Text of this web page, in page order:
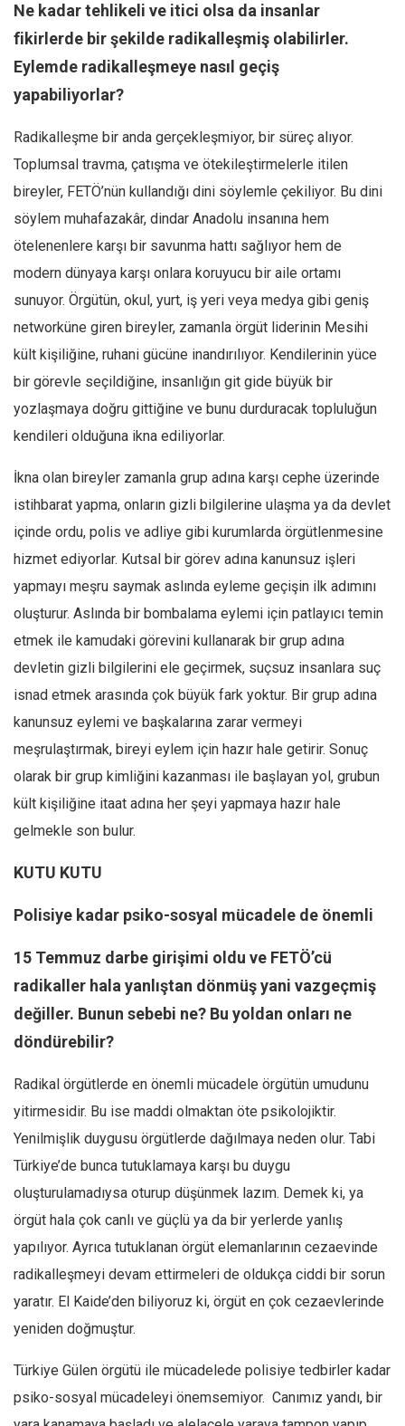
Ne kadar tehlikeli ve itici olsa da insanlar
fikirlerde bir şekilde radikalleşmiş olabilirler.
Eylemde radikalleşmeye nasıl geçiş
yapabiliyorlar?
Radikalleşme bir anda gerçekleşmiyor, bir süreç alıyor.
Toplumsal travma, çatışma ve ötekileştirmelerle itilen
bireyler, FETÖ’nün kullandığı dini söylemle çekiliyor. Bu dini
söylem muhafazakâr, dindar Anadolu insanına hem
ötelenenlere karşı bir savunma hattı sağlıyor hem de
modern dünyaya karşı onlara koruyucu bir aile ortamı
sunuyor. Örgütün, okul, yurt, iş yeri veya medya gibi geniş
networküne giren bireyler, zamanla örgüt liderinin Mesihi
kült kişiliğine, ruhani gücüne inandırılıyor. Kendilerinin yüce
bir görevle seçildiğine, insanlığın git gide büyük bir
yozlaşmaya doğru gittiğine ve bunu durduracak topluluğun
kendileri olduğuna ikna ediliyorlar.
İkna olan bireyler zamanla grup adına karşı cephe üzerinde
istihbarat yapma, onların gizli bilgilerine ulaşma ya da devlet
içinde ordu, polis ve adliye gibi kurumlarda örgütlenmesine
hizmet ediyorlar. Kutsal bir görev adına kanunsuz işleri
yapmayı meşru saymak aslında eyleme geçişin ilk adımını
oluşturur. Aslında bir bombalama eylemi için patlayıcı temin
etmek ile kamudaki görevini kullanarak bir grup adına
devletin gizli bilgilerini ele geçirmek, suçsuz insanlara suç
isnad etmek arasında çok büyük fark yoktur. Bir grup adına
kanunsuz eylemi ve başkalarına zarar vermeyi
meşrulaştırmak, bireyi eylem için hazır hale getirir. Sonuç
olarak bir grup kimliğini kazanması ile başlayan yol, grubun
kült kişiliğine itaat adına her şeyi yapmaya hazır hale
gelmekle son bulur.
KUTU KUTU
Polisiye kadar psiko-sosyal mücadele de önemli
15 Temmuz darbe girişimi oldu ve FETÖ’cü
radikaller hala yanlıştan dönmüş yani vazgeçmiş
değiller. Bunun sebebi ne? Bu yoldan onları ne
döndürebilir?
Radikal örgütlerde en önemli mücadele örgütün umudunu
yitirmesidir. Bu ise maddi olmaktan öte psikolojiktir.
Yenilmişlik duygusu örgütlerde dağılmaya neden olur. Tabi
Türkiye’de bunca tutuklamaya karşı bu duygu
oluşturulamadıysa oturup düşünmek lazım. Demek ki, ya
örgüt hala çok canlı ve güçlü ya da bir yerlerde yanlış
yapılıyor. Ayrıca tutuklanan örgüt elemanlarının cezaevinde
radikalleşmeyi devam ettirmeleri de oldukça ciddi bir sorun
yaratır. El Kaide’den biliyoruz ki, örgüt en çok cezaevlerinde
yeniden doğmuştur.
Türkiye Gülen örgütü ile mücadelede polisiye tedbirler kadar
psiko-sosyal mücadeleyi önemsemiyor. Canımız yandı, bir